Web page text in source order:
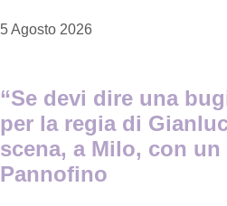
5 Agosto 2026
“Se devi dire una
per la regia di
scena, a Milo, con un
Pannofino